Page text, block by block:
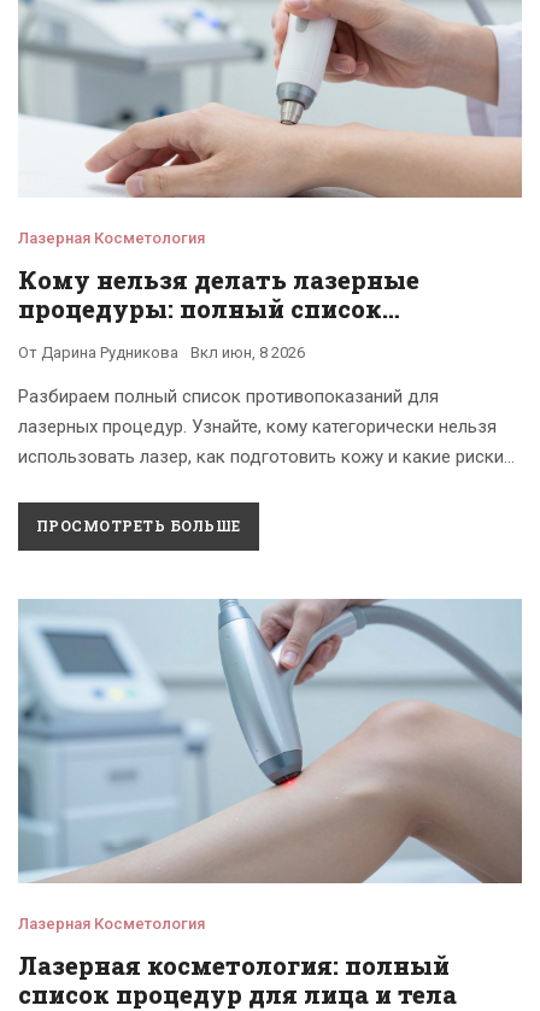
Лазерная Косметология
Кому нельзя делать лазерные
процедуры: полный список
От Дарина Рудникова Вкл июн, 8 2026
Разбираем полный список противопоказаний для
лазерных процедур. Узнайте, кому категорически нельзя
использовать лазер, как подготовить кожу и какие риски
ПРОСМОТРЕТЬ БОЛЬШЕ
Лазерная Косметология
Лазерная косметология: полный
список процедур для лица и тела